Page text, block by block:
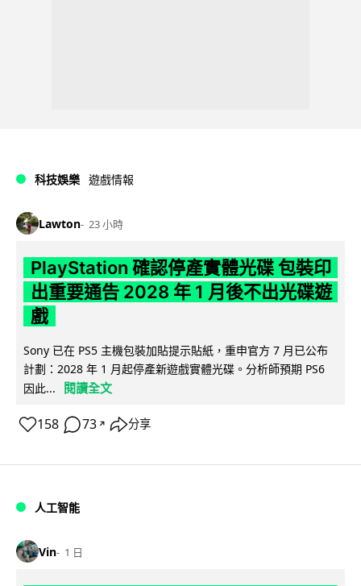
科技娛樂 遊戲情報
Lawton 23 小時
PlayStation 確認停產實體光碟 包裝印
出重要通告 2028 年 1 月後不出光碟遊
戲
Sony 已在 PS5 主機包裝加貼提示貼紙，重申官方 7 月已公布
計劃：2028 年 1 月起停產新遊戲實體光碟。分析師預期 PS6
因此...
閱讀全文
158 73 ↗ 分享
人工智能
Vin 1 日